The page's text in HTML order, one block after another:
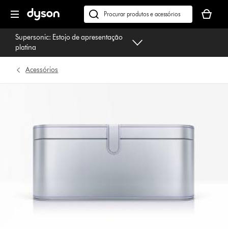
seguinte
Pesquisar
em
dyson.pt
seu
cesto
Supersonic: Estojo de apresentação
platina
Acessórios